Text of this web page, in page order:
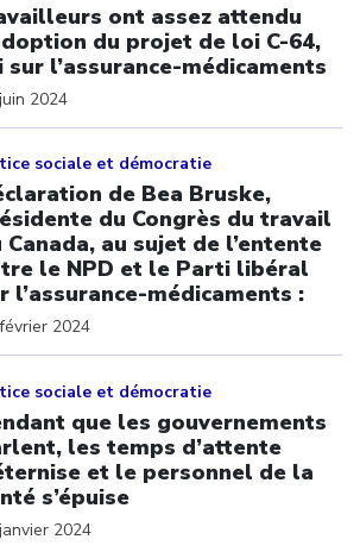
ont assez attendu
du projet de loi C-64,
sur l’assurance-médicaments
2024
sociale et démocratie
de Bea Bruske,
du Congrès du travail
Canada, au sujet de l’entente
le NPD et le Parti libéral
l’assurance-médicaments :
2024
sociale et démocratie
que les gouvernements
les temps d’attente
et le personnel de la
s’épuise
2024